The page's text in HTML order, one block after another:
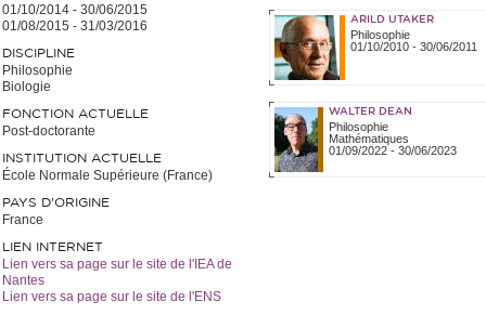
01/10/2014 - 30/06/2015
01/08/2015 - 31/03/2016
DISCIPLINE
Philosophie
Biologie
FONCTION ACTUELLE
Post-doctorante
INSTITUTION ACTUELLE
École Normale Supérieure (France)
PAYS D'ORIGINE
France
LIEN INTERNET
Lien vers sa page sur le site de l'IEA de
Nantes
Lien vers sa page sur le site de l'ENS
ARILD UTAKER
Philosophie
01/10/2010- 30/06/2011
WALTER DEAN
Philosophie
Mathématiques
01/09/2022- 30/06/2023